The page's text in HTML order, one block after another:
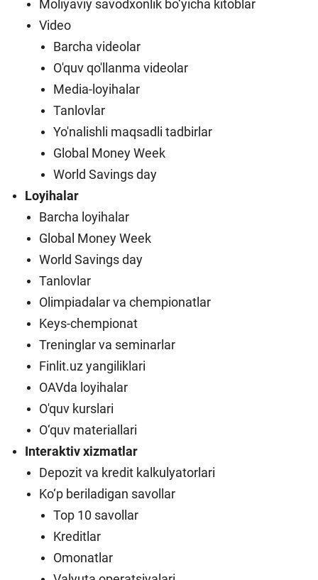
Moliyaviy savodxonlik bo‘yicha kitoblar
Video
Barcha videolar
O'quv qo'llanma videolar
Media-loyihalar
Tanlovlar
Yo'nalishli maqsadli tadbirlar
Global Money Week
World Savings day
Loyihalar
Barcha loyihalar
Global Money Week
World Savings day
Tanlovlar
Olimpiadalar va chempionatlar
Keys-chempionat
Treninglar va seminarlar
Finlit.uz yangiliklari
OAVda loyihalar
O'quv kurslari
O‘quv materiallari
Interaktiv xizmatlar
Depozit va kredit kalkulyatorlari
Ko‘p beriladigan savollar
Top 10 savollar
Kreditlar
Omonatlar